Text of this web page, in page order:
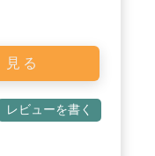
る
レビューを書く